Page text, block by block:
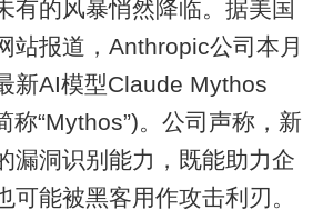
有的风暴悄然降临。据美国
站报道，Anthropic公司本月
新AI模型Claude Mythos
称“Mythos”)。公司声称，新
漏洞识别能力，既能助力企
可能被黑客用作攻击利刃。